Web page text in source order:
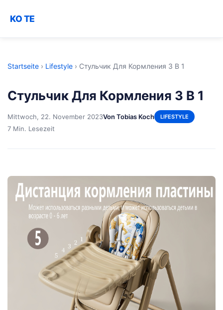
KO TE
Startseite › Lifestyle › Стульчик Для Кормления 3 В 1
Стульчик Для Кормления 3 В 1
Mittwoch, 22. November 2023Von Tobias Koch LIFESTYLE
7 Min. Lesezeit